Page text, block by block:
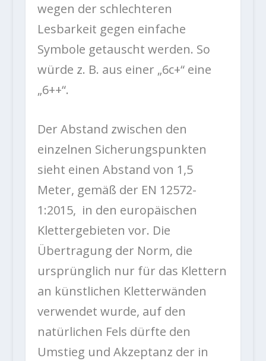
wegen der schlechteren
Lesbarkeit gegen einfache
Symbole getauscht werden. So
würde z. B. aus einer „6c+“ eine
„6++“.
Der Abstand zwischen den
einzelnen Sicherungspunkten
sieht einen Abstand von 1,5
Meter, gemäß der EN 12572-
1:2015, in den europäischen
Klettergebieten vor. Die
Übertragung der Norm, die
ursprünglich nur für das Klettern
an künstlichen Kletterwänden
verwendet wurde, auf den
natürlichen Fels dürfte den
Umstieg und Akzeptanz der in